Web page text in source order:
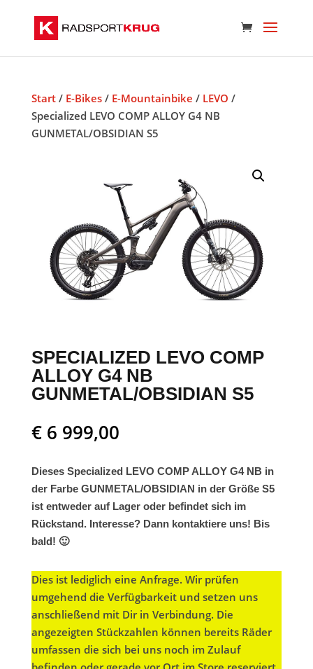
Start/ E-Bikes/ E-Mountainbike / LEVO /
Specialized LEVO COMP ALLOY G4 NB
GUNMETAL/OBSIDIAN S5
SPECIALIZED LEVO COMP
ALLOY G4 NB
GUNMETAL/OBSIDIAN S5
€6 999,00
Dieses Specialized LEVO COMP ALLOY G4 NB in
der Farbe GUNMETAL/OBSIDIAN in der Größe S5
ist entweder auf Lager oder befindet sich im
Rückstand. Interesse? Dann kontaktiere uns! Bis
bald! 🙂
Dies ist lediglich eine Anfrage. Wir prüfen
umgehend die Verfügbarkeit und setzen uns
anschließend mit Dir in Verbindung. Die
angezeigten Stückzahlen können bereits Räder
umfassen die sich bei uns noch im Zulauf